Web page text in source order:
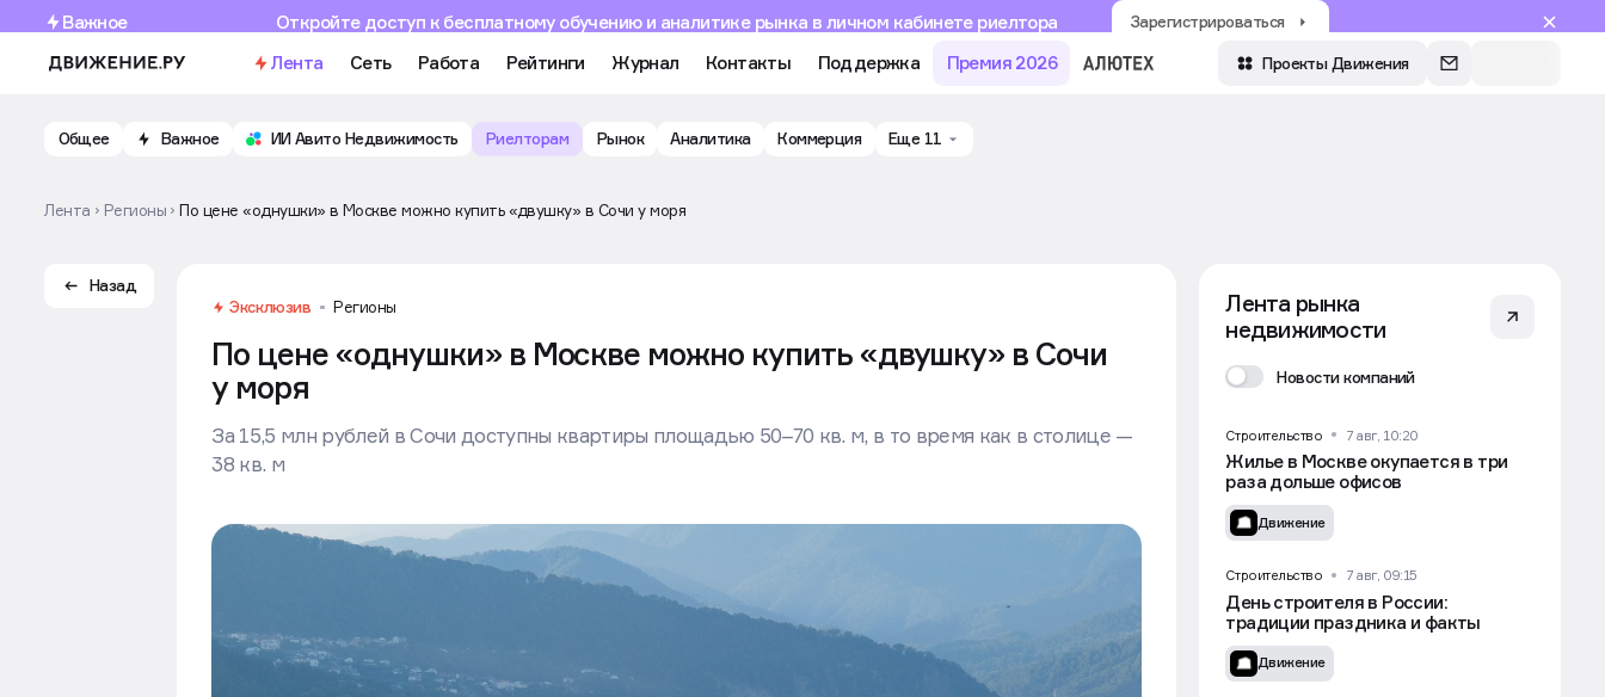
Важное Откройте доступ к бесплатному обучению и аналитике рынка в личном кабинете риелтора Зарегистрироваться
По цене «однушки» в Москве можно купить «двушку» в Сочи
у моря
За 15,5 млн рублей в Сочи доступны квартиры площадью 50–70 кв. м, в то время как в столице —
Лента рынка
Строительство 7 авг, 10:20
Жилье в Москве окупается в три
раза дольше офисов
Движение
Строительство 7 авг, 09:15
День строителя в России:
традиции праздника и факты
Движение